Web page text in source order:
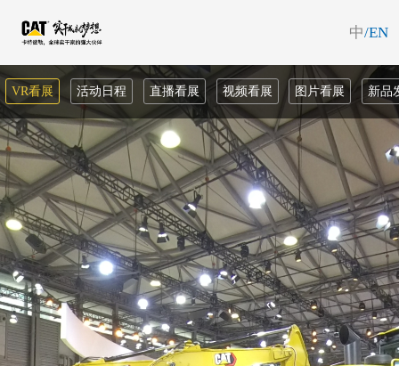
中/EN
VR看展 活动日程 直播看展 视频看展 图片看展 新品